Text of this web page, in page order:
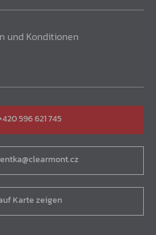
und Konditionen
596 621 745
Karte zeigen